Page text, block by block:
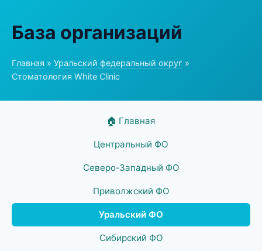
База организаций
Главная » Уральский федеральный округ »
Стоматология White Clinic
🏠 Главная
Центральный ФО
Северо-Западный ФО
Приволжский ФО
Уральский ФО
Сибирский ФО